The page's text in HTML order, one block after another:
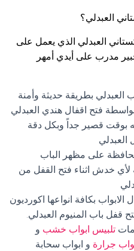
العبدلي؟
العبدلي الذي يعمل على
مدرب على أيدي أمهر
العبدلي بطريقة حديثة وأمنة
فتح اقفال هندي العبدلي
بوقت قصير جداً وبكل دقة
العبدلي
على مظهر الباب
خدش اثناء فتح القفل من
بكافة انواعها اكورديون
قفل باب المنيوم العبدلي.
تلبيس ابواب خشب و
جرارة و ابواب سحابة